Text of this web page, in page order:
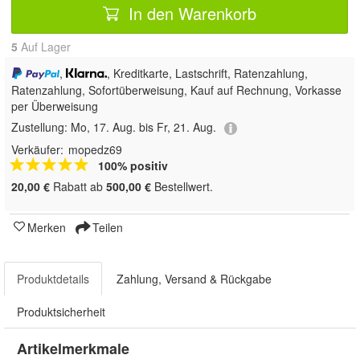
In den Warenkorb
5 Auf Lager
,
, Kreditkarte, Lastschrift, Ratenzahlung,
Ratenzahlung, Sofortüberweisung, Kauf auf Rechnung, Vorkasse
per Überweisung
Zustellung: Mo, 17. Aug. bis Fr, 21. Aug.
Verkäufer: mopedz69
100% positiv
20,00 € Rabatt ab 500,00 € Bestellwert.
Merken Teilen
Produktdetails Zahlung, Versand & Rückgabe
Produktsicherheit
Artikelmerkmale